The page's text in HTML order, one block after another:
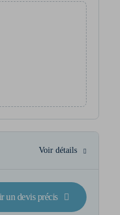
Voir détails
un devis précis